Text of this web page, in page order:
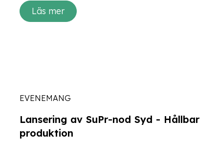
Läs mer
EVENEMANG
Lansering av SuPr-nod Syd - Hållbar
produktion